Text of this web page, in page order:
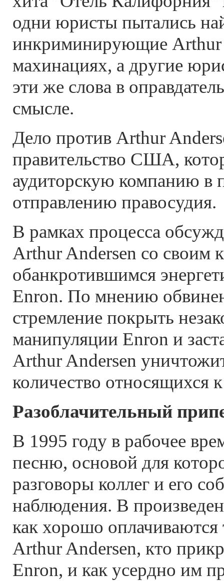
одни юристы пытались
инкриминирующие Arthur
махинациях, а другие
эти же слова в
смысле.
Дело против Arthur
правительство США,
аудиторскую компанию в
отправлению правосудия.
В рамках процесса
Arthur Andersen со своим
обанкротившимся
Enron. По мнению
стремление покрыть
манипуляции Enron и
Arthur Andersen
количество относящихся
Разоблачительный
В 1995 году в рабочее
песню, основой для
разговоры коллег и его
наблюдения. В
как хорошо оплачиваются
Arthur Andersen, кто
Enron, и как усердно им